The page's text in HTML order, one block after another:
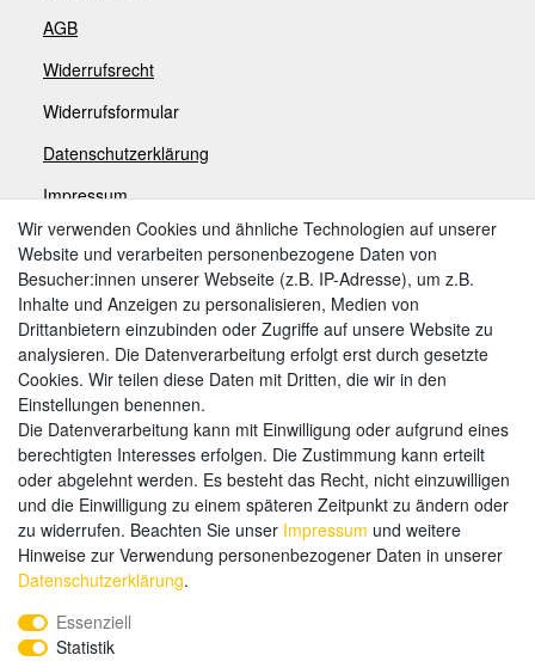
AGB
Widerrufsrecht
Widerrufsformular
Datenschutzerklärung
Impressum
Zahlungsarten
Weitere Zahlungsarten:
Kauf auf Rechnung
Vorkasse
Hier sind wir
Wir verwenden Cookies und ähnliche Technologien auf unserer
Website und verarbeiten personenbezogene Daten von
Besucher:innen unserer Webseite (z.B. IP-Adresse), um z.B.
Inhalte und Anzeigen zu personalisieren, Medien von
Drittanbietern einzubinden oder Zugriffe auf unsere Website zu
analysieren. Die Datenverarbeitung erfolgt erst durch gesetzte
Cookies. Wir teilen diese Daten mit Dritten, die wir in den
Einstellungen benennen.
Die Datenverarbeitung kann mit Einwilligung oder aufgrund eines
berechtigten Interesses erfolgen. Die Zustimmung kann erteilt
oder abgelehnt werden. Es besteht das Recht, nicht einzuwilligen
und die Einwilligung zu einem späteren Zeitpunkt zu ändern oder
zu widerrufen. Beachten Sie unser Impressum und weitere
Hinweise zur Verwendung personenbezogener Daten in unserer
Daten­schutz­erklärung.
Essenziell
Statistik